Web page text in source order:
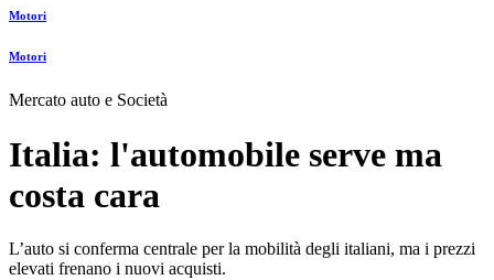
Motori
Motori
Mercato auto e Società
Italia: l'automobile serve ma
costa cara
L’auto si conferma centrale per la mobilità degli italiani, ma i prezzi
elevati frenano i nuovi acquisti.